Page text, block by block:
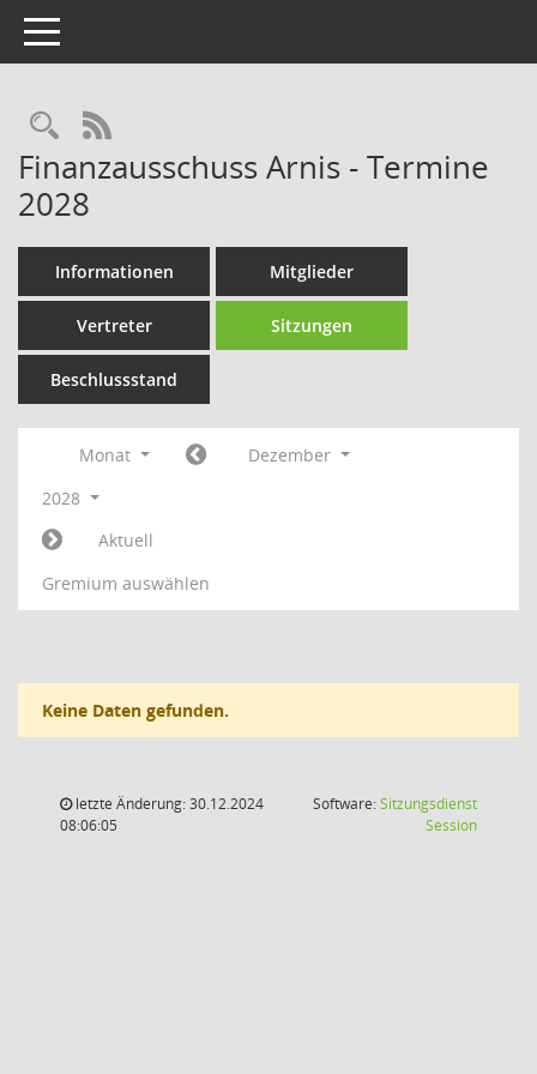
Toggle navigation
Rechercheauswahl
RSS-Feed
Finanzausschuss Arnis - Termine
2028
Informationen Mitglieder
Vertreter Sitzungen
Beschlussstand
Monat
Dezember
2028
Aktuell
Gremium auswählen
Keine Daten gefunden.
letzte Änderung: 30.12.2024
08:06:05
Software:Sitzungsdienst
Session(Wird in